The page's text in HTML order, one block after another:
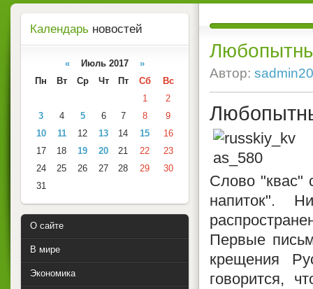
Автор:
Слово "квас"
напиток".
Первые
крещения
говорится,
Календарь новостей
« Июль 2017 »
Пн
Вт Ср Чт Пт Сб
Вс
1
2
3
4 5 6 7 8
9
10
11 12 13 14 15
16
17
18 19 20 21 22
23
24
25 26 27 28 29
30
31
О сайте
В мире
Экономика